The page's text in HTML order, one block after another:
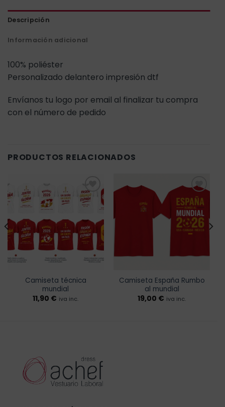
Descripción
Información adicional
100% poliéster
Personalizado delantero impresión dtf
Envíanos tu logo por email al finalizar tu compra
con el número de pedido
PRODUCTOS RELACIONADOS
Añadir
a la
deseos
Camiseta técnica
mundial
11,90 € iva inc.
Añadir
a la
lista de
deseos
Camiseta España Rumbo
al mundial
19,00 € iva inc.